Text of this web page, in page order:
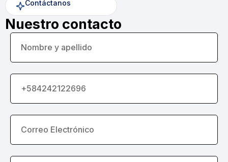
Contáctanos
Nuestro contacto